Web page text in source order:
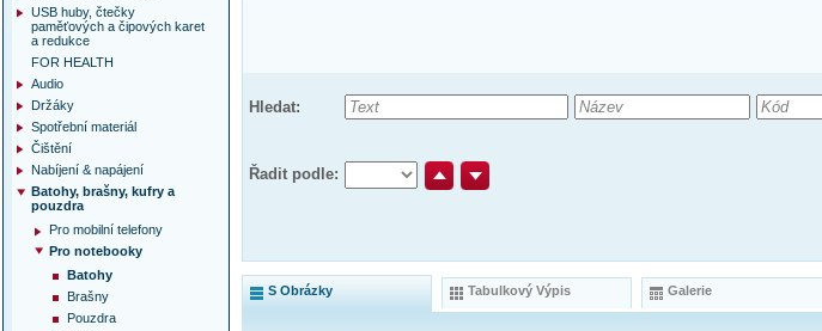
Hledat:
Řadit podle:
S Obrázky Tabulkový Výpis Galerie
USB huby, čtečky
paměťových a čipových karet
a redukce
FOR HEALTH
Audio
Držáky
Spotřební materiál
Čištění
Nabíjení & napájení
Batohy, brašny, kufry a
pouzdra
Pro mobilní telefony
Pro notebooky
Batohy
Brašny
Pouzdra